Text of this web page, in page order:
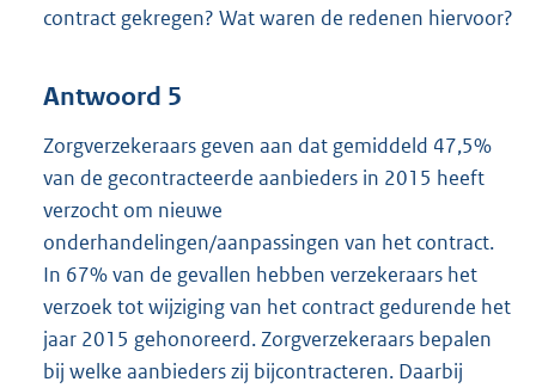
contract gekregen? Wat waren de redenen hiervoor?
Antwoord 5
Zorgverzekeraars geven aan dat gemiddeld 47,5%
van de gecontracteerde aanbieders in 2015 heeft
verzocht om nieuwe
onderhandelingen/aanpassingen van het contract.
In 67% van de gevallen hebben verzekeraars het
verzoek tot wijziging van het contract gedurende het
jaar 2015 gehonoreerd. Zorgverzekeraars bepalen
bij welke aanbieders zij bijcontracteren. Daarbij